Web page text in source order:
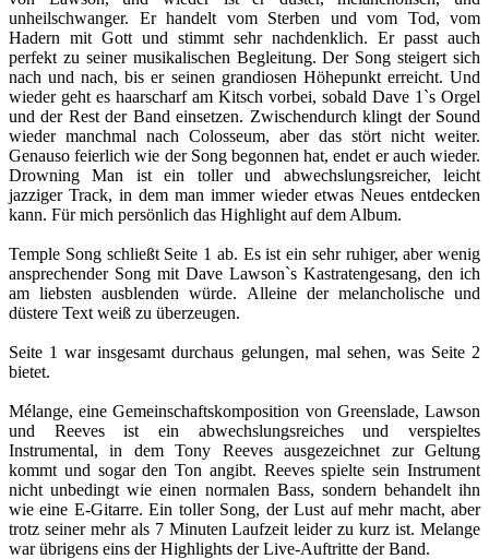
unheilschwanger. Er handelt vom Sterben und vom Tod, vom
Hadern mit Gott und stimmt sehr nachdenklich. Er passt auch
perfekt zu seiner musikalischen Begleitung. Der Song steigert sich
nach und nach, bis er seinen grandiosen Höhepunkt erreicht. Und
wieder geht es haarscharf am Kitsch vorbei, sobald Dave 1`s Orgel
und der Rest der Band einsetzen. Zwischendurch klingt der Sound
wieder manchmal nach Colosseum, aber das stört nicht weiter.
Genauso feierlich wie der Song begonnen hat, endet er auch wieder.
Drowning Man ist ein toller und abwechslungsreicher, leicht
jazziger Track, in dem man immer wieder etwas Neues entdecken
kann. Für mich persönlich das Highlight auf dem Album.
Temple Song schließt Seite 1 ab. Es ist ein sehr ruhiger, aber wenig
ansprechender Song mit Dave Lawson`s Kastratengesang, den ich
am liebsten ausblenden würde. Alleine der melancholische und
düstere Text weiß zu überzeugen.
Seite 1 war insgesamt durchaus gelungen, mal sehen, was Seite 2
bietet.
Mélange, eine Gemeinschaftskomposition von Greenslade, Lawson
und Reeves ist ein abwechslungsreiches und verspieltes
Instrumental, in dem Tony Reeves ausgezeichnet zur Geltung
kommt und sogar den Ton angibt. Reeves spielte sein Instrument
nicht unbedingt wie einen normalen Bass, sondern behandelt ihn
wie eine E-Gitarre. Ein toller Song, der Lust auf mehr macht, aber
trotz seiner mehr als 7 Minuten Laufzeit leider zu kurz ist. Melange
war übrigens eins der Highlights der Live-Auftritte der Band.